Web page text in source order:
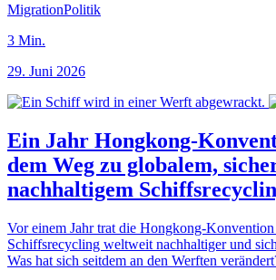
MigrationPolitik
3 Min.
29. Juni 2026
Ein Jahr Hongkong-
dem Weg zu globalem,
nachhaltigem
Vor einem Jahr trat die Hongkong-
Schiffsrecycling weltweit nachhaltiger und
Was hat sich seitdem an den Werften